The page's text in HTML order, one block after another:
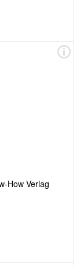
How Verlag